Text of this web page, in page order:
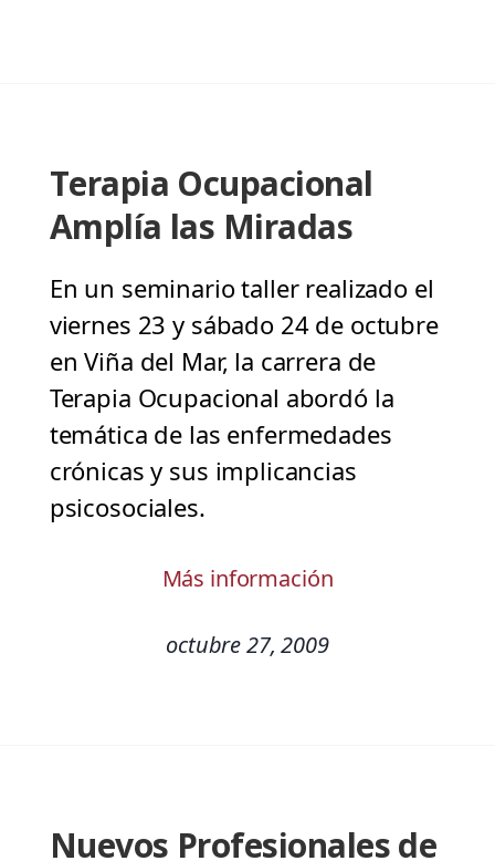
Terapia Ocupacional
Amplía las Miradas
En un seminario taller realizado el
viernes 23 y sábado 24 de octubre
en Viña del Mar, la carrera de
Terapia Ocupacional abordó la
temática de las enfermedades
crónicas y sus implicancias
psicosociales.
Más información
octubre 27, 2009
Nuevos Profesionales de